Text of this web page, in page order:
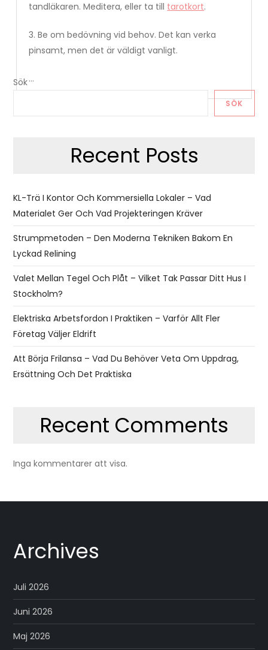
tandläkaren. Meditera, eller ta till tarotkort.
3. Be om bedövning vid behov. Det kan verka
pinsamt, men det är väldigt vanligt.
…
Sök
SÖK
Recent Posts
KL-Trä I Kontor Och Kommersiella Lokaler – Vad
Materialet Ger Och Vad Projekteringen Kräver
Strumpmetoden – Den Moderna Tekniken Bakom En
Lyckad Relining
Valet Mellan Tegel Och Plåt – Vilket Tak Passar Ditt Hus I
Stockholm?
Elektriska Arbetsfordon I Praktiken – Varför Allt Fler
Företag Väljer Eldrift
Att Börja Frilansa – Vad Du Behöver Veta Om Uppdrag,
Ersättning Och Det Praktiska
Recent Comments
Inga kommentarer att visa.
Archives
Juli 2026
Juni 2026
Maj 2026